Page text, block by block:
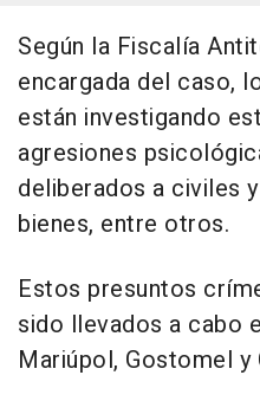
Según la Fiscalía
encargada del caso,
están investigando
agresiones
deliberados a civiles
bienes, entre otros.
Estos presuntos
sido llevados a cabo
Mariúpol, Gostomel y